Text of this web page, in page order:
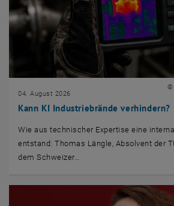
Kann KI Industriebrände verhindern?
04. August 2026
©
Wie aus technischer Expertise eine
entstand: Thomas Längle, Absolvent der
dem Schweizer…